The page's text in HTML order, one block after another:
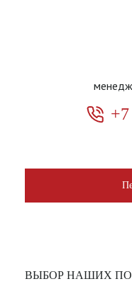
ВЫБОР НАШИХ